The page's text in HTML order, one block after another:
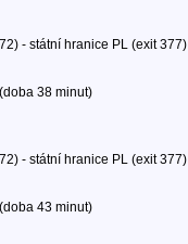
- státní hranice PL (exit 377)
38 minut)
- státní hranice PL (exit 377)
43 minut)